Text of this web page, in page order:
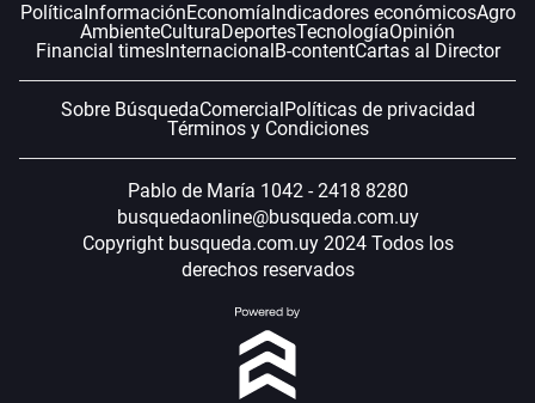
Política InformaciónEconomía Indicadores económicosAgro
AmbienteCulturaDeportesTecnologíaOpinión
Financial timesInternacional B-contentCartas al Director
Sobre BúsquedaComercial Políticas de privacidad
Términos y Condiciones
Pablo de María 1042 - 2418 8280
busquedaonline@busqueda.com.uy
Copyright busqueda.com.uy 2024 Todos los
derechos reservados